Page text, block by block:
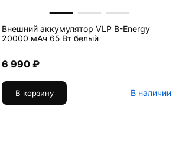
Внешний аккумулятор VLP B-Energy
20000 мАч 65 Вт белый
6 990 ₽
В корзину В наличии